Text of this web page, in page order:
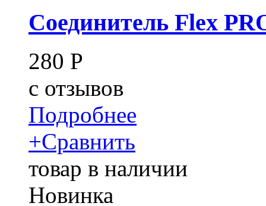
Соединитель Flex
280 Р
c отзывов
Подробнее
+Сравнить
товар в наличии
Новинка